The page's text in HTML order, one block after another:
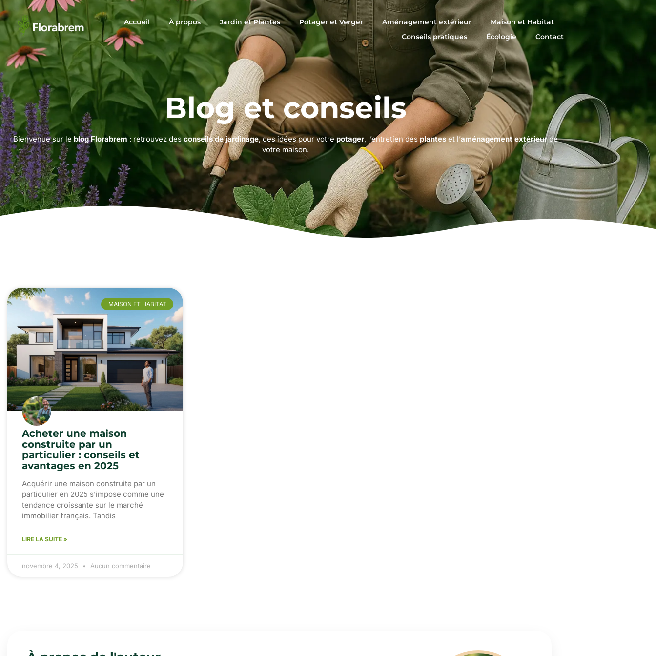
Accueil À propos Jardin et Plantes Potager et Verger Aménagement extérieur
Maison et Habitat
Conseils pratiques
Écologie Contact
Blog et conseils
Bienvenue sur le blog Florabrem : retrouvez des conseils de jardinage, des idées pour votre potager, l’entretien desplanteset l’aménagement extérieurde
votre maison.
MAISON ET HABITAT
Acheter une maison
construite par un
particulier : conseils et
avantages en 2025
Acquérir une maison construite par un
particulier en 2025 s’impose comme une
tendance croissante sur le marché
immobilier français. Tandis
LIRE LA SUITE »
novembre 4, 2025 Aucun commentaire